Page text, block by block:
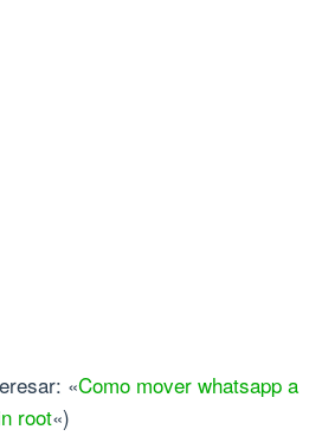
«Como mover whatsapp a
root«)